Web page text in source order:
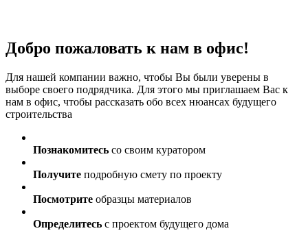
Добро пожаловать к нам в офис!
Для нашей компании важно, чтобы Вы были уверены в
выборе своего подрядчика. Для этого мы приглашаем Вас к
нам в офис, чтобы рассказать обо всех нюансах будущего
строительства
Познакомитесь со своим куратором
Получите подробную смету по проекту
Посмотрите образцы материалов
Определитесь с проектом будущего дома